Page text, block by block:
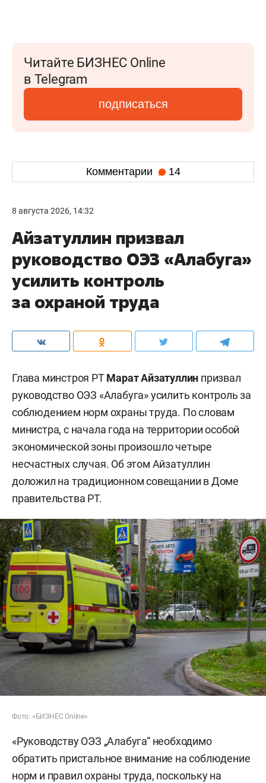
Читайте БИЗНЕС Online
в Telegram
подписаться
Комментарии 14
8 августа 2026, 14:32
Айзатуллин призвал
руководство ОЭЗ «Алабуга»
усилить контроль
за охраной труда
Глава минстроя РТМарат Айзатуллин призвал
руководство ОЭЗ «Алабуга» усилить контроль за
соблюдением норм охраны труда. По словам
министра, с начала года на территории особой
экономической зоны произошло четыре
несчастных случая. Об этом Айзатуллин
доложил на традиционном совещании в Доме
правительства РТ.
Фото: «БИЗНЕС Online»
«Руководству ОЭЗ „Алабуга“ необходимо
обратить пристальное внимание на соблюдение
норм и правил охраны труда, поскольку на